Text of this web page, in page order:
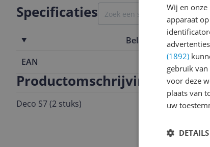
Specificaties
Belangrijkste
EAN
Productomschrijving
Deco S7 (2 stuks)
Wij en
apparaat
(1892)
gebruik van
voor deze
plaats van
uw